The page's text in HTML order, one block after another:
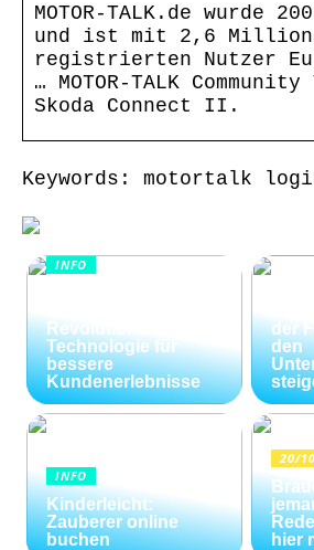
MOTOR-TALK.de wurde
und ist mit 2,6
registrierten Nutzer
… MOTOR-TALK
Skoda Connect II.
Keywords: motortalk
INFO
Revolutionäre
Technologie für
bessere
Kundenerlebnisse
der
den
INFO
Kinderleicht:
Zauberer online
buchen
20/
hier